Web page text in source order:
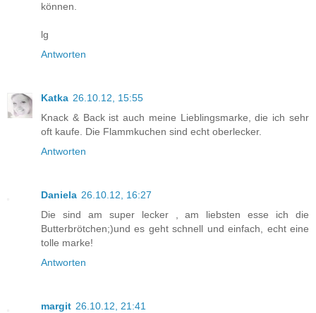
können.
lg
Antworten
Katka 26.10.12, 15:55
Knack & Back ist auch meine Lieblingsmarke, die ich sehr
oft kaufe. Die Flammkuchen sind echt oberlecker.
Antworten
Daniela 26.10.12, 16:27
Die sind am super lecker , am liebsten esse ich die
Butterbrötchen;)und es geht schnell und einfach, echt eine
tolle marke!
Antworten
margit 26.10.12, 21:41